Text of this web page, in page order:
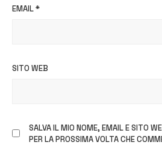
EMAIL*
SITO WEB
SALVA IL MIO NOME, EMAIL E SITO
PER LA PROSSIMA VOLTA CHE